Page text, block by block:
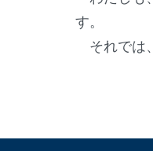
す。
それでは